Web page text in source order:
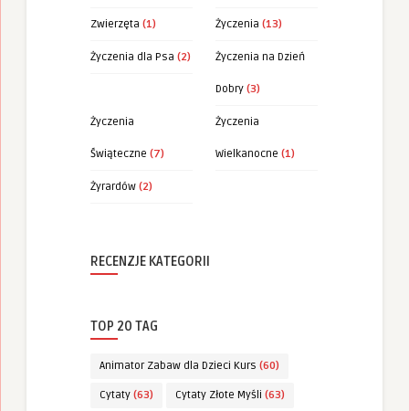
Zwierzęta (1) Życzenia (13)
Życzenia dla Psa (2) Życzenia na Dzień
Dobry (3)
Życzenia
Świąteczne (7)
Życzenia
Wielkanocne (1)
Żyrardów (2)
RECENZJE KATEGORII
TOP 20 TAG
Animator Zabaw dla Dzieci Kurs (60)
Cytaty (63) Cytaty Złote Myśli (63)